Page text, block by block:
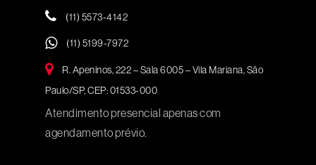
(11) 5573-4142
(11) 5199-7972
R. Apeninos, 222 – Sala 6005 – Vila Mariana, São
Paulo/SP, CEP: 01533-000
Atendimento presencial apenas com
agendamento prévio.